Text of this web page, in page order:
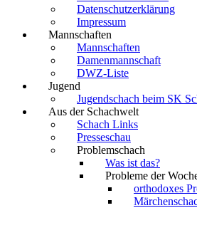
Datenschutzerklärung
Impressum
Mannschaften
Mannschaften
Damenmannschaft
DWZ-Liste
Jugend
Jugendschach beim SK
Aus der Schachwelt
Schach Links
Presseschau
Problemschach
Was ist das?
Probleme der
orthodoxes